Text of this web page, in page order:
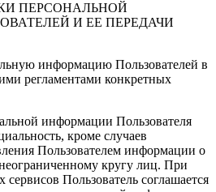
ПЕРСОНАЛЬНОЙ
И ЕЕ ПЕРЕДАЧИ
информацию Пользователей в
регламентами конкретных
информации Пользователя
кроме случаев
Пользователем информации о
кругу лиц. При
Пользователь соглашается